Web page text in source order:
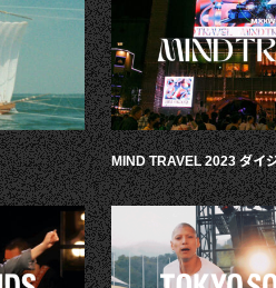
MIND TRAVEL 2023 ダイ